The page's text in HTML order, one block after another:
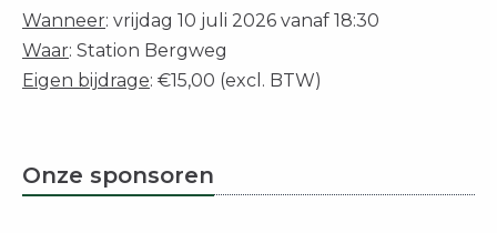
Wanneer: vrijdag 10 juli 2026 vanaf 18:30
Waar: Station Bergweg
Eigen bijdrage: €15,00 (excl. BTW)
Onze sponsoren